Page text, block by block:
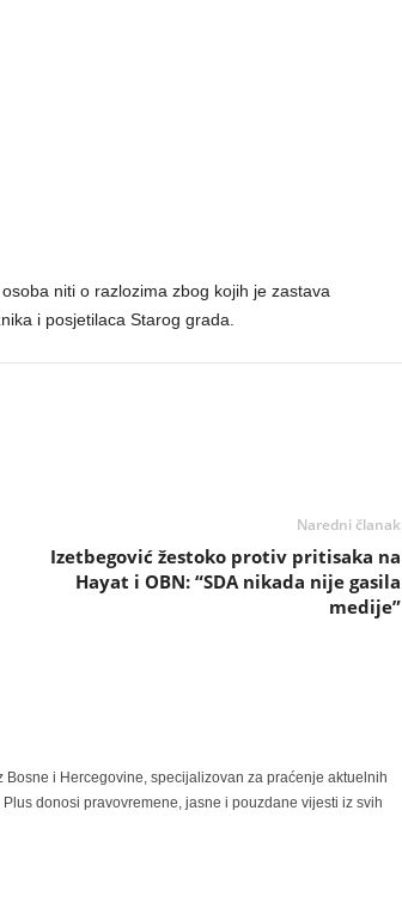
niti o razlozima zbog kojih je zastava
i posjetilaca Starog grada.
Naredni članak
Izetbegović žestoko protiv pritisaka na
Hayat i OBN: “SDA nikada nije gasila
medije”
Bosne i Hercegovine, specijalizovan za praćenje aktuelnih
donosi pravovremene, jasne i pouzdane vijesti iz svih